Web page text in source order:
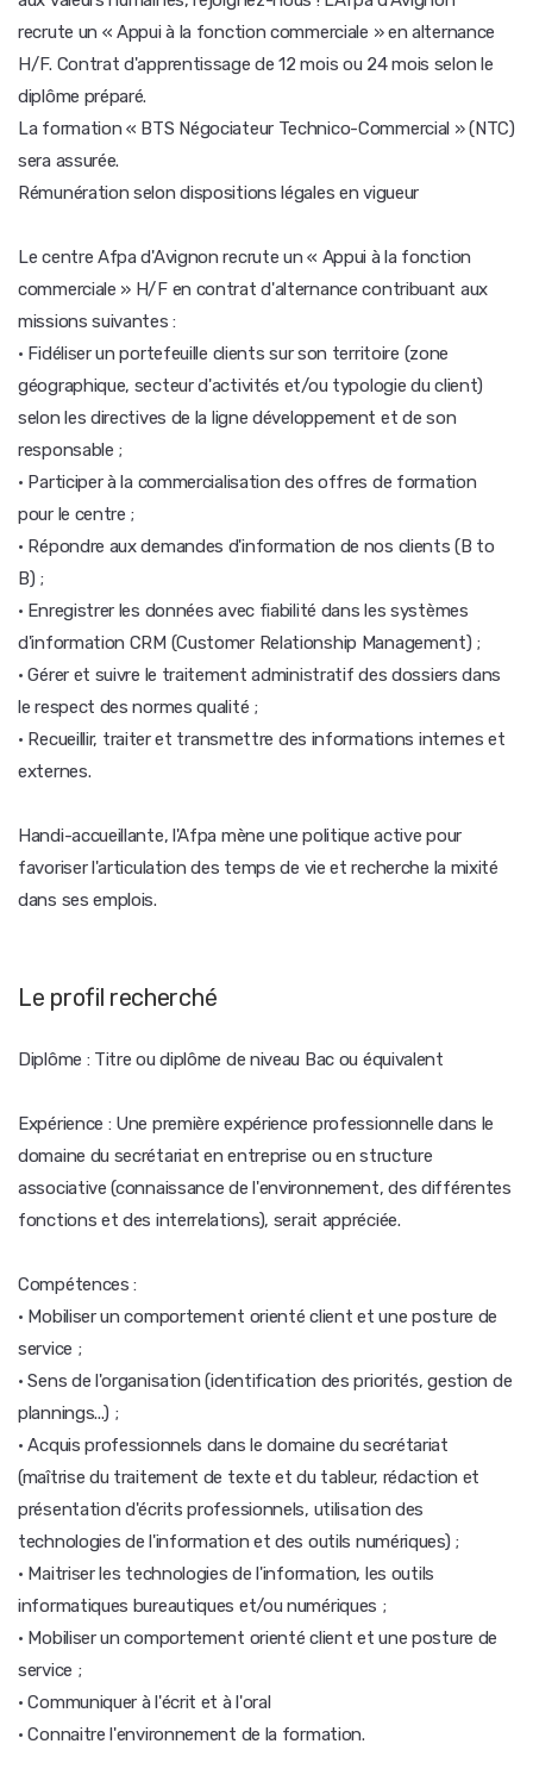
recrute un « Appui à la fonction commerciale » en alternance
H/F. Contrat d'apprentissage de 12 mois ou 24 mois selon le
diplôme préparé.
La formation « BTS Négociateur Technico-Commercial » (NTC)
sera assurée.
Rémunération selon dispositions légales en vigueur
Le centre Afpa d'Avignon recrute un « Appui à la fonction
commerciale » H/F en contrat d'alternance contribuant aux
missions suivantes :
· Fidéliser un portefeuille clients sur son territoire (zone
géographique, secteur d'activités et/ou typologie du client)
selon les directives de la ligne développement et de son
responsable ;
· Participer à la commercialisation des offres de formation
pour le centre ;
· Répondre aux demandes d'information de nos clients (B to
B) ;
· Enregistrer les données avec fiabilité dans les systèmes
d'information CRM (Customer Relationship Management) ;
· Gérer et suivre le traitement administratif des dossiers dans
le respect des normes qualité ;
· Recueillir, traiter et transmettre des informations internes et
externes.
Handi-accueillante, l'Afpa mène une politique active pour
favoriser l'articulation des temps de vie et recherche la mixité
dans ses emplois.
Le profil recherché
Diplôme : Titre ou diplôme de niveau Bac ou équivalent
Expérience : Une première expérience professionnelle dans le
domaine du secrétariat en entreprise ou en structure
associative (connaissance de l'environnement, des différentes
fonctions et des interrelations), serait appréciée.
Compétences :
· Mobiliser un comportement orienté client et une posture de
service ;
· Sens de l'organisation (identification des priorités, gestion de
plannings...) ;
· Acquis professionnels dans le domaine du secrétariat
(maîtrise du traitement de texte et du tableur, rédaction et
présentation d'écrits professionnels, utilisation des
technologies de l'information et des outils numériques) ;
· Maitriser les technologies de l'information, les outils
informatiques bureautiques et/ou numériques ;
· Mobiliser un comportement orienté client et une posture de
service ;
· Communiquer à l'écrit et à l'oral
· Connaitre l'environnement de la formation.